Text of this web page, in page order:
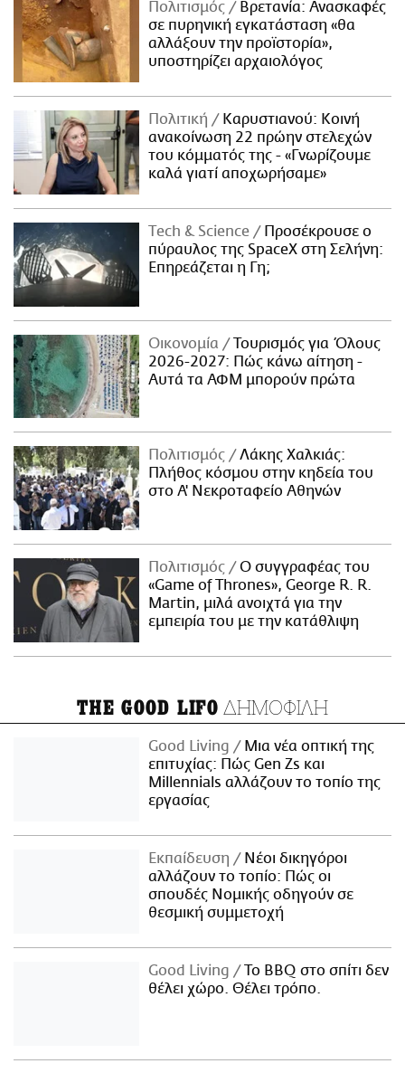
Πολιτισμός
Βρετανία: Ανασκαφές
σε πυρηνική εγκατάσταση «θα
αλλάξουν την προϊστορία»,
υποστηρίζει αρχαιολόγος
Πολιτική
Καρυστιανού: Κοινή
ανακοίνωση 22 πρώην στελεχών
του κόμματός της - «Γνωρίζουμε
καλά γιατί αποχωρήσαμε»
Τech & Science
Προσέκρουσε ο
πύραυλος της SpaceX στη Σελήνη:
Επηρεάζεται η Γη;
Οικονομία
Τουρισμός για Όλους
2026-2027: Πώς κάνω αίτηση -
Αυτά τα ΑΦΜ μπορούν πρώτα
Πολιτισμός
Λάκης Χαλκιάς:
Πλήθος κόσμου στην κηδεία του
στο Α' Νεκροταφείο Αθηνών
Πολιτισμός
Ο συγγραφέας του
«Game of Thrones», George R. R.
Martin, μιλά ανοιχτά για την
εμπειρία του με την κατάθλιψη
THE GOOD LIFO ΔΗΜΟΦΙΛΗ
Good Living
Μια νέα οπτική της
επιτυχίας: Πώς Gen Zs και
Millennials αλλάζουν το τοπίο της
εργασίας
Εκπαίδευση
Νέοι δικηγόροι
αλλάζουν το τοπίο: Πώς οι
σπουδές Νομικής οδηγούν σε
θεσμική συμμετοχή
Good Living
Το BBQ στο σπίτι δεν
θέλει χώρο. Θέλει τρόπο.